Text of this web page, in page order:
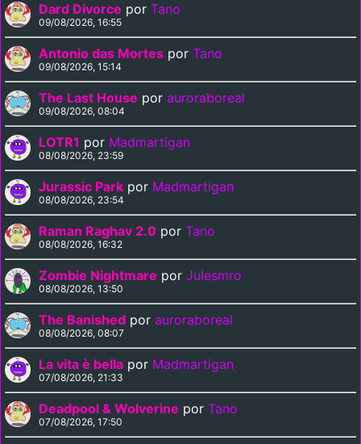
Dard Divorce por Tano
09/08/2026, 16:55
Antonio das Mortes por Tano
09/08/2026, 15:14
The Last House por auroraboreal
09/08/2026, 08:04
LOTR1 por Madmartigan
08/08/2026, 23:59
Jurassic Park por Madmartigan
08/08/2026, 23:54
Raman Raghav 2.0 por Tano
08/08/2026, 16:32
Zombie Nightmare por Julesmro
08/08/2026, 13:50
The Banished por auroraboreal
08/08/2026, 08:07
La vita è bella por Madmartigan
07/08/2026, 21:33
Deadpool & Wolverine por Tano
07/08/2026, 17:50